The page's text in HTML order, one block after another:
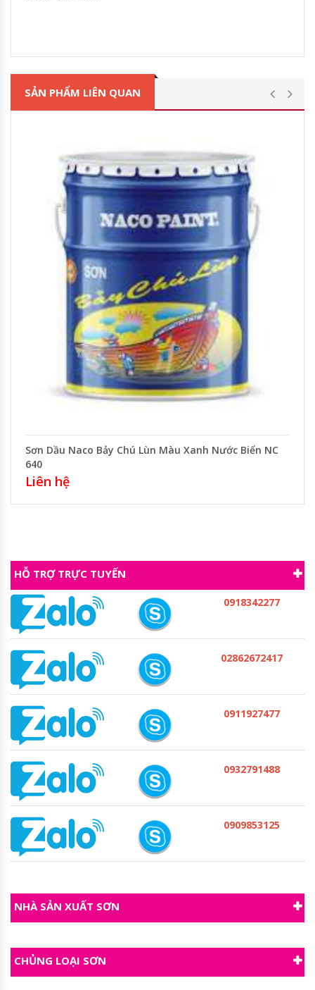
SẢN PHẨM LIÊN QUAN
Sơn Dầu Naco Bảy Chú Lùn Màu Xanh Nước Biển NC
640
Liên hệ
HỖ TRỢ TRỰC TUYẾN
0918342277
02862672417
0911927477
0932791488
0909853125
NHÀ SẢN XUẤT SƠN
CHỦNG LOẠI SƠN